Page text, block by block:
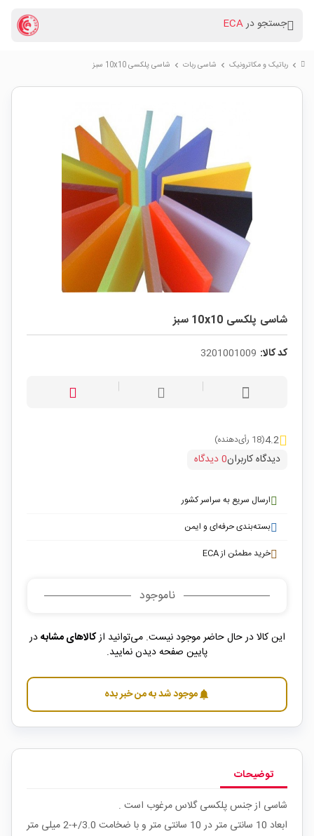
جستجو درECA
chevron_right رباتیک و مکاترونیک chevron_right شاسی ربات chevron_right شاسی پلکسی 10x10 سبز
شاسی پلکسی 10x10 سبز
کد کالا: 3201001009
4.2(18 رأی‌دهنده)
دیدگاه کاربران0 دیدگاه
ارسال سریع به سراسر کشور
بسته‌بندی حرفه‌ای و ایمن
خرید مطمئن از ECA
ناموجود
این کالا در حال حاضر موجود نیست. می‌توانید ازکالاهای مشابهدر
پایین صفحه دیدن نمایید.
notificationsموجود شد به من خبر بده
توضیحات
شاسی از جنس پلکسی گلاس مرغوب است .
ابعاد 10 سانتی متر در 10 سانتی متر و با ضخامت 3.0/+-2 میلی متر